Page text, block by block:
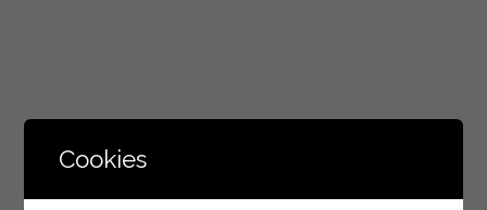
Cookies